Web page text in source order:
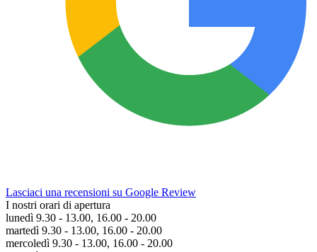
Lasciaci una recensioni su Google Review
I nostri orari di apertura
lunedì 9.30 - 13.00, 16.00 - 20.00
martedì 9.30 - 13.00, 16.00 - 20.00
mercoledì 9.30 - 13.00, 16.00 - 20.00